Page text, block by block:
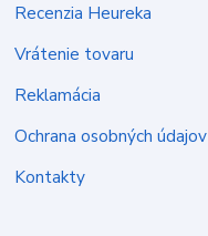
Recenzia Heureka
Vrátenie tovaru
Reklamácia
Ochrana osobných údajov
Kontakty